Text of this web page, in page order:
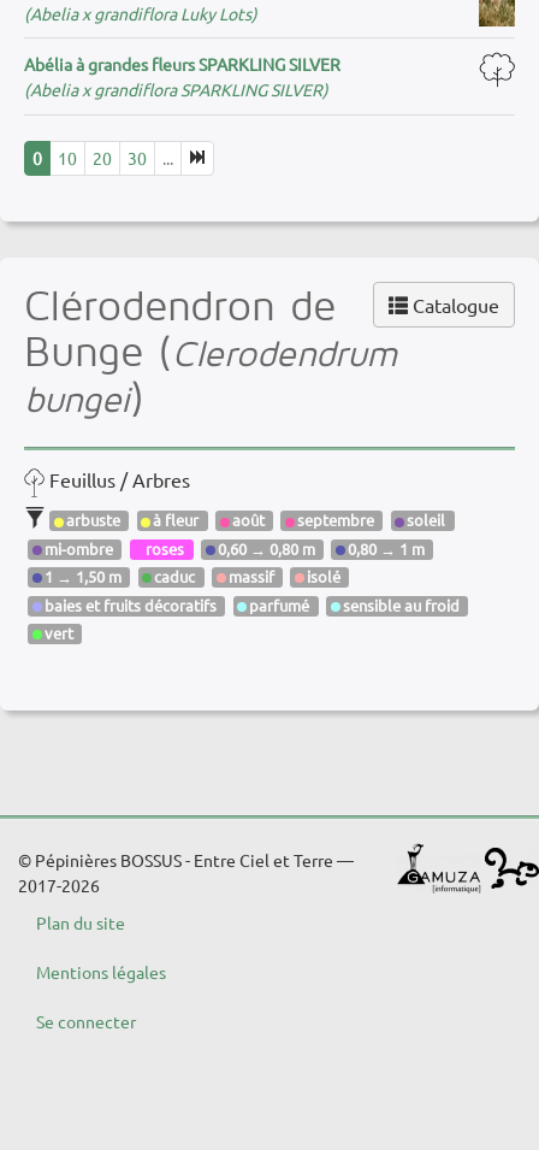
(Abelia x grandiflora Luky Lots)
Abélia à grandes fleurs SPARKLING SILVER
(Abelia x grandiflora SPARKLING SILVER)
0 10 20 30 ...
Catalogue
Clérodendron de
Bunge (Clerodendrum
bungei)
Feuillus / Arbres
arbuste à fleur août septembre
soleil
mi-ombre
roses 0,60 → 0,80 m
0,80 → 1 m
1 → 1,50 m
caduc massif
isolé
baies et fruits décoratifs
parfumé
sensible au froid
vert
© Pépinières BOSSUS - Entre Ciel et Terre —
2017-2026
Plan du site
Mentions légales
Se connecter